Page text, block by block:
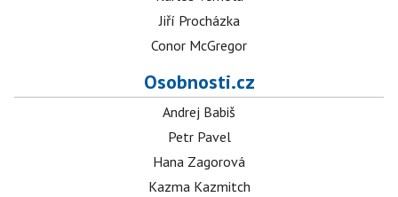
Jiří Procházka
Conor McGregor
Osobnosti.cz
Andrej Babiš
Petr Pavel
Hana Zagorová
Kazma Kazmitch